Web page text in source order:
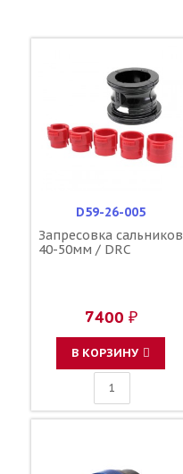
D59-26-005
Запресовка сальников
40-50мм / DRC
7400 ₽
В КОРЗИНУ